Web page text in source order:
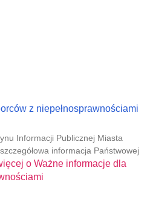
z niepełnosprawnościami
Informacji Publicznej Miasta
informacja Państwowej
o Ważne informacje dla